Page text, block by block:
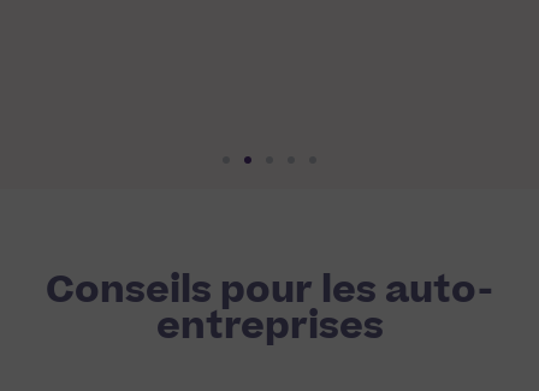
Conseils pour les auto-
entreprises